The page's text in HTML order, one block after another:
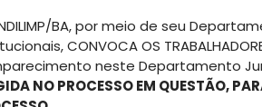
BA, por meio de seu
CONVOCA OS
neste Departamento
NO PROCESSO EM QUESTÃO,